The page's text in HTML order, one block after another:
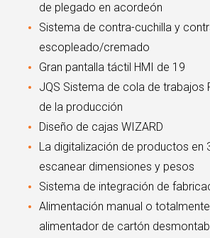
de plegado en acordeón
Sistema de contra-cuchilla y
escopleado/cremado
Gran pantalla táctil HMI de 19
JQS Sistema de cola de trabajos
de la producción
Diseño de cajas WIZARD
La digitalización de productos en
escanear dimensiones y pesos
Sistema de integración de
Alimentación manual o
alimentador de cartón